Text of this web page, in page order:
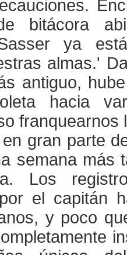
bitácora
ya
almas.'
antiguo,
hacia
franquearnos
gran parte
semana más
Los
el capitán
y poco